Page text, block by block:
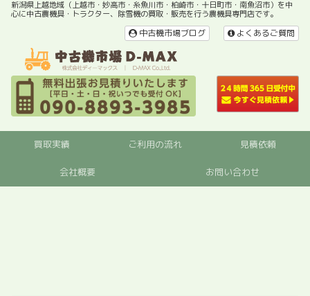
新潟県上越地域（上越市・妙高市・糸魚川市・柏崎市・十日町市・南魚沼市）を中
心に中古農機具・トラクター、除雪機の買取・販売を行う農機具専門店です。
よくあるご質問
中古機市場ブログ
買取実績 ご利用の流れ 見積依頼
会社概要 お問い合わせ